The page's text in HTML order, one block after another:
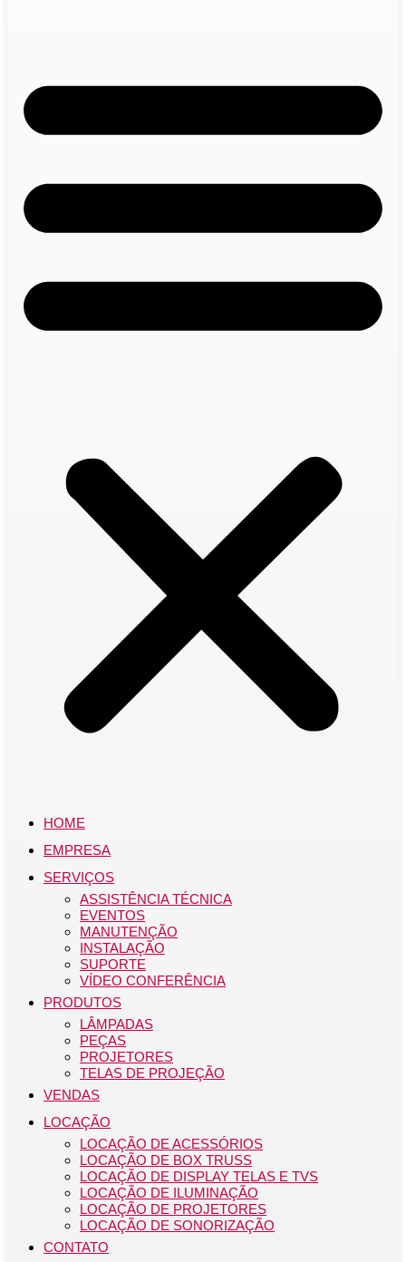
HOME
EMPRESA
SERVIÇOS
ASSISTÊNCIA TÉCNICA
EVENTOS
MANUTENÇÃO
INSTALAÇÃO
SUPORTE
VÍDEO CONFERÊNCIA
PRODUTOS
LÂMPADAS
PEÇAS
PROJETORES
TELAS DE PROJEÇÃO
VENDAS
LOCAÇÃO
LOCAÇÃO DE ACESSÓRIOS
LOCAÇÃO DE BOX TRUSS
LOCAÇÃO DE DISPLAY TELAS E TVS
LOCAÇÃO DE ILUMINAÇÃO
LOCAÇÃO DE PROJETORES
LOCAÇÃO DE SONORIZAÇÃO
CONTATO